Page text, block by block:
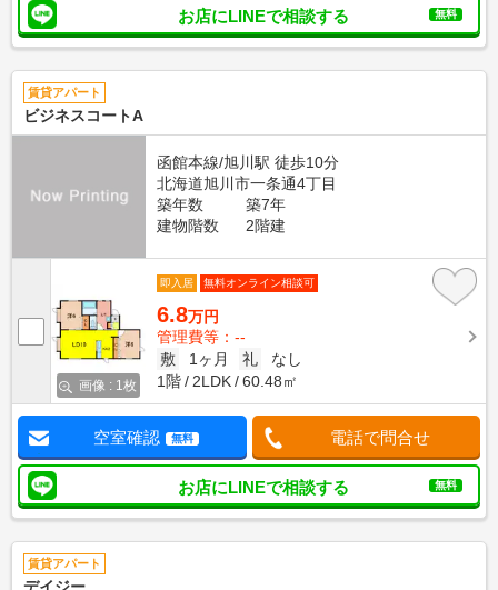
お店にLINEで相談する 無料
賃貸アパート
ビジネスコートA
函館本線/旭川駅 徒歩10分
北海道旭川市一条通4丁目
築年数
築7年
建物階数
2階建
画像 : 1枚
即入居 無料オンライン相談可
6.8万円
管理費等：--
敷
1ヶ月 礼
なし
1階
2LDK 60.48㎡
空室確認 無料 電話で問合せ
お店にLINEで相談する 無料
賃貸アパート